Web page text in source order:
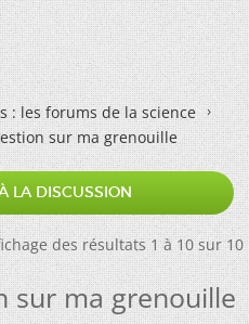
: les forums de la science
sur ma grenouille
LA DISCUSSION
des résultats 1 à 10 sur 10
sur ma grenouille